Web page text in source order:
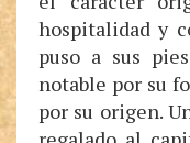
hospitalidad y
puso a sus
notable por su
por su origen.